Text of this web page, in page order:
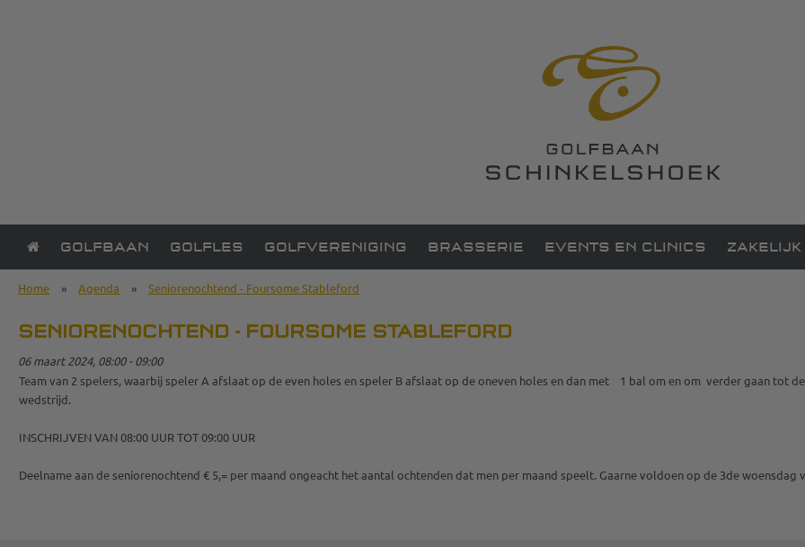
GOLFBAAN GOLFLES GOLFVERENIGING BRASSERIE EVENTS EN CLINICS ZAKELIJK
Home » Agenda » Seniorenochtend - Foursome Stableford
SENIORENOCHTEND - FOURSOME STABLEFORD
06 maart 2024, 08:00 - 09:00
Team van 2 spelers, waarbij speler A afslaat op de even holes en speler B afslaat op de oneven holes en dan met 1 bal om en om verder gaan tot
wedstrijd.
INSCHRIJVEN VAN 08:00 UUR TOT 09:00 UUR
Deelname aan de seniorenochtend € 5,= per maand ongeacht het aantal ochtenden dat men per maand speelt. Gaarne voldoen op de 3de woensdag